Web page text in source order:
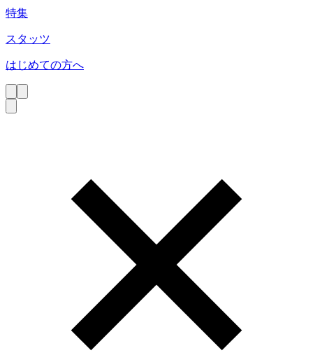
特集
スタッツ
はじめての方へ